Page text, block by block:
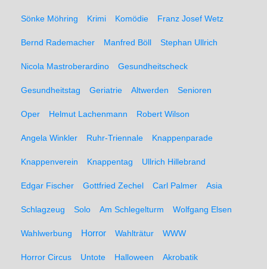
Sönke Möhring Krimi Komödie Franz Josef Wetz
Bernd Rademacher Manfred Böll Stephan Ullrich
Nicola Mastroberardino Gesundheitscheck
Gesundheitstag Geriatrie Altwerden Senioren
Oper Helmut Lachenmann Robert Wilson
Angela Winkler Ruhr-Triennale Knappenparade
Knappenverein Knappentag Ullrich Hillebrand
Edgar Fischer Gottfried Zechel Carl Palmer Asia
Schlagzeug Solo Am Schlegelturm Wolfgang Elsen
Wahlwerbung Horror Wahlträtur WWW
Horror Circus Untote Halloween Akrobatik